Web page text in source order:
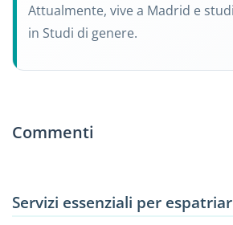
Attualmente, vive a Madrid e
in Studi di genere.
Commenti
Servizi essenziali per